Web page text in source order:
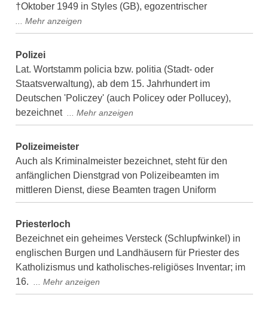
†Oktober 1949 in Styles (GB), egozentrischer
Polizei
Lat. Wortstamm policia bzw. politia (Stadt- oder
Staatsverwaltung), ab dem 15. Jahrhundert im
Deutschen 'Policzey' (auch Policey oder Pollucey),
bezeichnet
Polizeimeister
Auch als Kriminalmeister bezeichnet, steht für den
anfänglichen Dienstgrad von Polizeibeamten im
mittleren Dienst, diese Beamten tragen Uniform
Priesterloch
Bezeichnet ein geheimes Versteck (Schlupfwinkel) in
englischen Burgen und Landhäusern für Priester des
Katholizismus und katholisches-religiöses Inventar; im
16.